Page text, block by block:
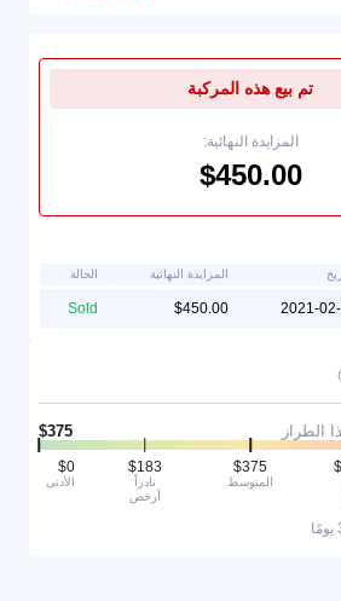
تم بيع هذه المركبة
المزايدة النهائية:
⁦$450.00⁩
المزايدة النهائية الحالة
2021-
⁦$450.00⁩
Sold
الطراز
الأدنى
نادراً
أرخص
المتوسط